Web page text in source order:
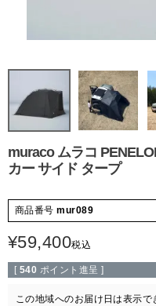
muraco ムラコ
カー サイド タープ
商品番号 mur089
¥59,400税込
[ 540 ポイント進呈 ]
この地域へのお届け日は表示で